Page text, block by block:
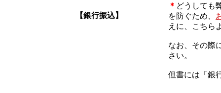
【銀行振込】
＊ どうしても
を防ぐため、
えに、こちら
なお、その際
さい。
但書には「銀